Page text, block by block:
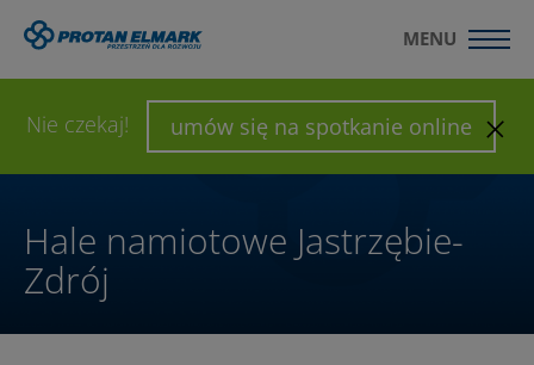
Nie czekaj! umów się na spotkanie online
MENU
WYŚLIJ ZAPYTANIE SKONFIGURUJ HALĘ
Hale namiotowe Jastrzębie-
Zdrój